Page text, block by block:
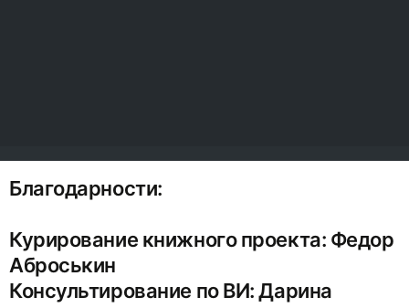
Благодарности:
Курирование книжного проекта: Федор
Аброськин
Консультирование по ВИ: Дарина